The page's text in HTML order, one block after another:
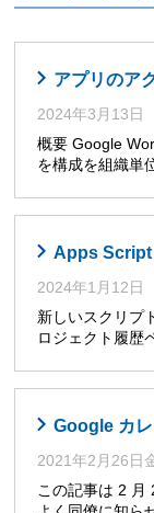
アプリのア
2024年3月13日
概要 Google
を構成を組織単
Apps Script
2024年1月12日
新しいスクリプ
ロジェクト履歴
Google カ
2021年2月26日
この記事は 2